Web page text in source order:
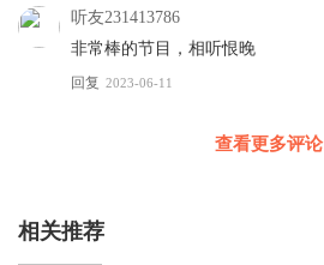
听友231413786
非常棒的节目，相听恨晚
回复 2023-06-11
查看更多评论
相关推荐